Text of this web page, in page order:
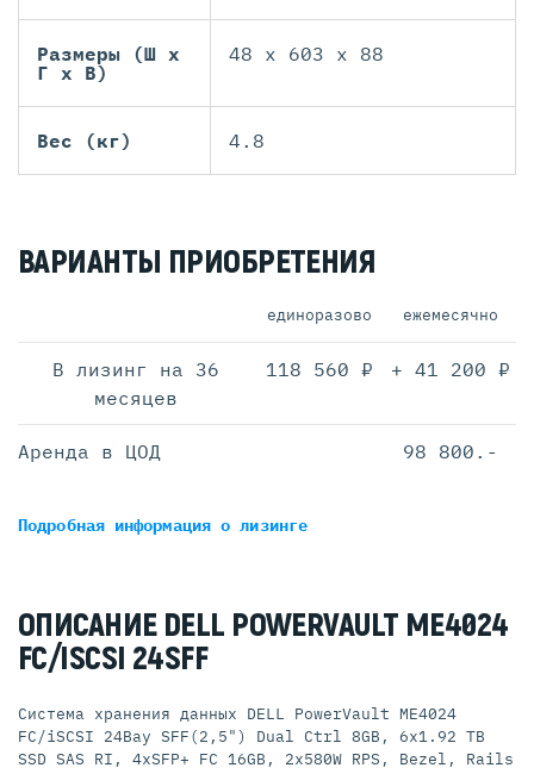
Размеры (Ш х
Г х В)
48 x 603 x 88
Вес (кг) 4.8
ВАРИАНТЫ ПРИОБРЕТЕНИЯ
единоразово ежемесячно
В лизинг на 36
месяцев
118 560 ₽ + 41 200 ₽
Аренда в ЦОД 98 800.-
Подробная информацияо лизинге
ОПИСАНИЕ DELL POWERVAULT ME4024
FC/ISCSI 24SFF
Система хранения данных DELL PowerVault ME4024
FC/iSCSI 24Bay SFF(2,5") Dual Ctrl 8GB, 6x1.92 TB
SSD SAS RI, 4xSFP+ FC 16GB, 2x580W RPS, Bezel, Rails